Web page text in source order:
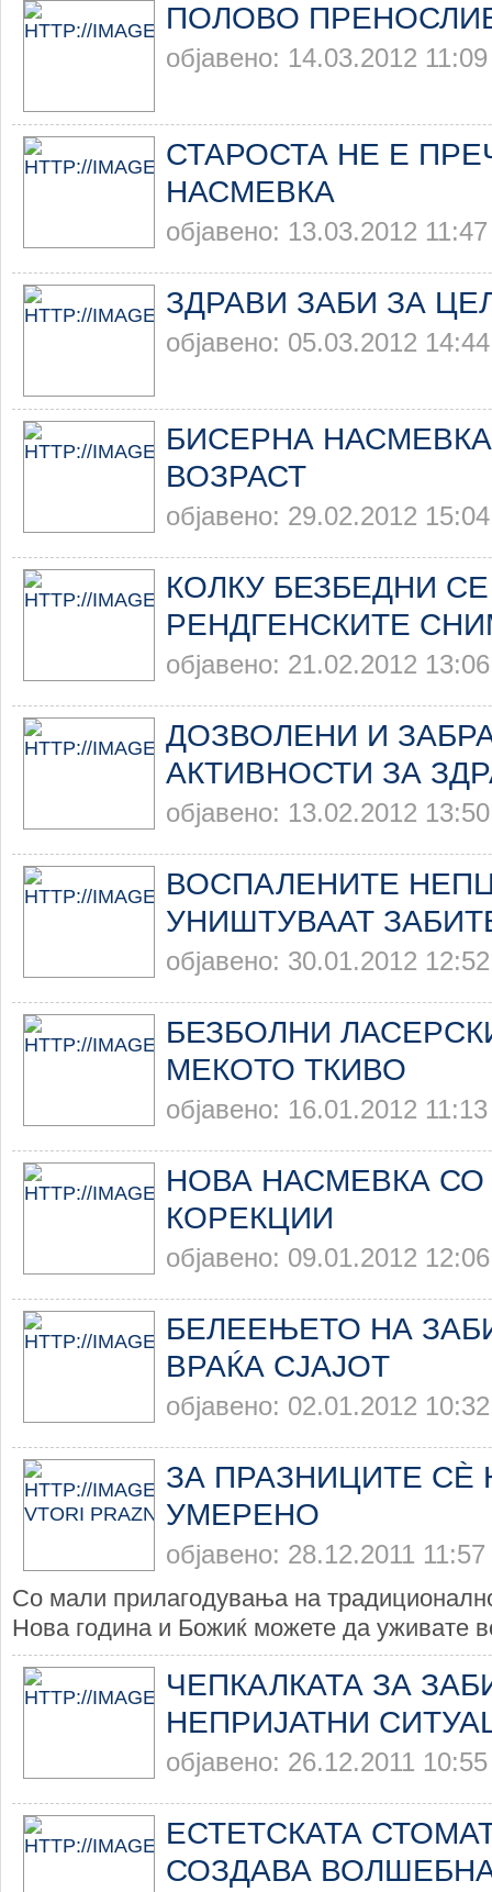
ПОЛОВО
објавено: 14.03.2012 11:09
СТАРОСТА НЕ Е
НАСМЕВКА
објавено: 13.03.2012 11:47
ЗДРАВИ ЗАБИ ЗА
објавено: 05.03.2012 14:44
БИСЕРНА
ВОЗРАСТ
објавено: 29.02.2012 15:04
КОЛКУ БЕЗБЕДНИ СЕ
РЕНДГЕНСКИТЕ
објавено: 21.02.2012 13:06
ДОЗВОЛЕНИ И
АКТИВНОСТИ ЗА
објавено: 13.02.2012 13:50
ВОСПАЛЕНИТЕ
УНИШТУВААТ
објавено: 30.01.2012 12:52
БЕЗБОЛНИ
МЕКОТО ТКИВО
објавено: 16.01.2012 11:13
НОВА НАСМЕВКА СО
КОРЕКЦИИ
објавено: 09.01.2012 12:06
БЕЛЕЕЊЕТО НА
ВРАЌА СЈАЈОТ
објавено: 02.01.2012 10:32
ЗА ПРАЗНИЦИТЕ СЀ
УМЕРЕНО
објавено: 28.12.2011 11:57
Со мали прилагодувања на
Нова година и Божиќ можете да уживате
ЧЕПКАЛКАТА ЗА
НЕПРИЈАТНИ
објавено: 26.12.2011 10:55
ЕСТЕТСКАТА
СОЗДАВА